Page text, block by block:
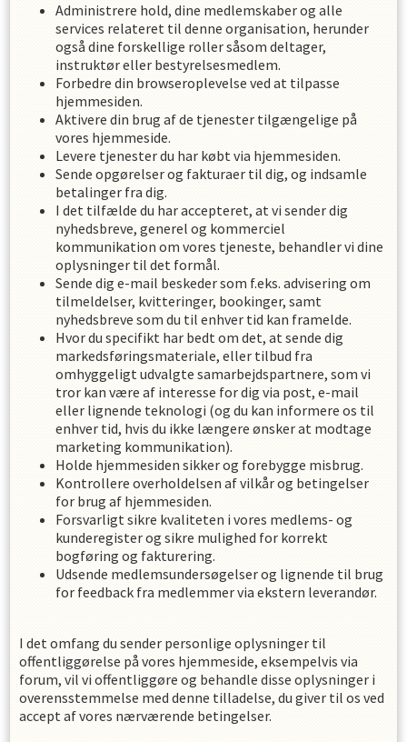
Administrere hold, dine medlemskaber og alle
services relateret til denne organisation, herunder
også dine forskellige roller såsom deltager,
instruktør eller bestyrelsesmedlem.
Forbedre din browseroplevelse ved at tilpasse
hjemmesiden.
Aktivere din brug af de tjenester tilgængelige på
vores hjemmeside.
Levere tjenester du har købt via hjemmesiden.
Sende opgørelser og fakturaer til dig, og indsamle
betalinger fra dig.
I det tilfælde du har accepteret, at vi sender dig
nyhedsbreve, generel og kommerciel
kommunikation om vores tjeneste, behandler vi dine
oplysninger til det formål.
Sende dig e-mail beskeder som f.eks. advisering om
tilmeldelser, kvitteringer, bookinger, samt
nyhedsbreve som du til enhver tid kan framelde.
Hvor du specifikt har bedt om det, at sende dig
markedsføringsmateriale, eller tilbud fra
omhyggeligt udvalgte samarbejdspartnere, som vi
tror kan være af interesse for dig via post, e-mail
eller lignende teknologi (og du kan informere os til
enhver tid, hvis du ikke længere ønsker at modtage
marketing kommunikation).
Holde hjemmesiden sikker og forebygge misbrug.
Kontrollere overholdelsen af ​​vilkår og betingelser
for brug af hjemmesiden.
Forsvarligt sikre kvaliteten i vores medlems- og
kunderegister og sikre mulighed for korrekt
bogføring og fakturering.
Udsende medlemsundersøgelser og lignende til brug
for feedback fra medlemmer via ekstern leverandør.
I det omfang du sender personlige oplysninger til
offentliggørelse på vores hjemmeside, eksempelvis via
forum, vil vi offentliggøre og behandle disse oplysninger i
overensstemmelse med denne tilladelse, du giver til os ved
accept af vores nærværende betingelser.